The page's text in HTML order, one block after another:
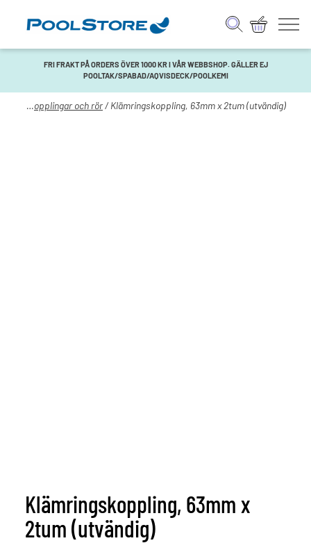
FRI FRAKT PÅ ORDERS ÖVER 1000 KR I VÅR WEBBSHOP. GÄLLER EJ
POOLTAK/SPABAD/AQVISDECK/POOLKEMI
/ Kopplingar och rör/ Klämringskoppling, 63mm x 2tum (utvändig)
Klämringskoppling, 63mm x
2tum (utvändig)